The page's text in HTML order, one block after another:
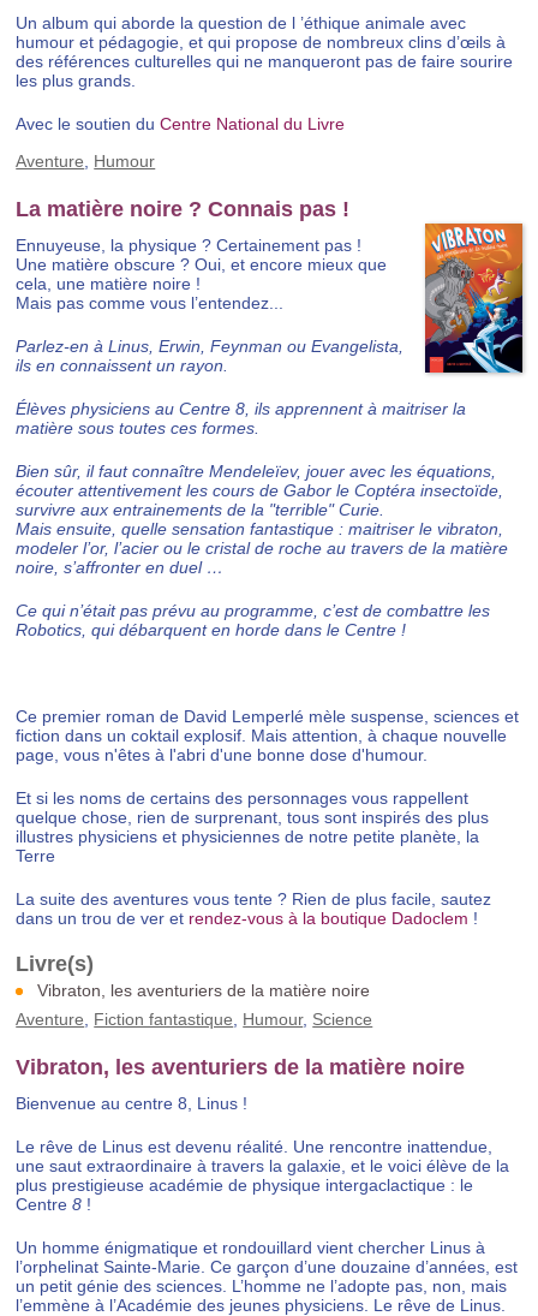
Un album qui aborde la question de l ’éthique animale avec
humour et pédagogie, et qui propose de nombreux clins d’œils à
des références culturelles qui ne manqueront pas de faire sourire
les plus grands.
Avec le soutien duCentre National du Livre
Aventure
Humour
La matière noire ? Connais pas !
Ennuyeuse, la physique ? Certainement pas !
Une matière obscure ? Oui, et encore mieux que
cela, une matière noire !
Mais pas comme vous l’entendez...
Parlez-en à Linus, Erwin, Feynman ou Evangelista,
ils en connaissent un rayon.
Élèves physiciens au Centre 8, ils apprennent à maitriser la
matière sous toutes ces formes.
Bien sûr, il faut connaître Mendeleïev, jouer avec les équations,
écouter attentivement les cours de Gabor le Coptéra insectoïde,
survivre aux entrainements de la "terrible" Curie.
Mais ensuite, quelle sensation fantastique : maitriser le vibraton,
modeler l’or, l’acier ou le cristal de roche au travers de la matière
noire, s’affronter en duel …
Ce qui n’était pas prévu au programme, c’est de combattre les
Robotics, qui débarquent en horde dans le Centre !
Ce premier roman de David Lemperlé mèle suspense, sciences et
fiction dans un coktail explosif. Mais attention, à chaque nouvelle
page, vous n'êtes à l'abri d'une bonne dose d'humour.
Et si les noms de certains des personnages vous rappellent
quelque chose, rien de surprenant, tous sont inspirés des plus
illustres physiciens et physiciennes de notre petite planète, la
Terre
La suite des aventures vous tente ? Rien de plus facile, sautez
dans un trou de ver et rendez-vous à la boutique Dadoclem !
Vibraton, les aventuriers de la matière noire
Aventure
Fiction fantastique Humour, Science
Vibraton, les aventuriers de la matière noire
Bienvenue au centre 8, Linus !
Le rêve de Linus est devenu réalité. Une rencontre inattendue,
une saut extraordinaire à travers la galaxie, et le voici élève de la
plus prestigieuse académie de physique intergaclactique : le
Centre8 !
Un homme énigmatique et rondouillard vient chercher Linus à
l’orphelinat Sainte-Marie. Ce garçon d’une douzaine d’années, est
un petit génie des sciences. L’homme ne l’adopte pas, non, mais
l’emmène à l’Académie des jeunes physiciens. Le rêve de Linus.